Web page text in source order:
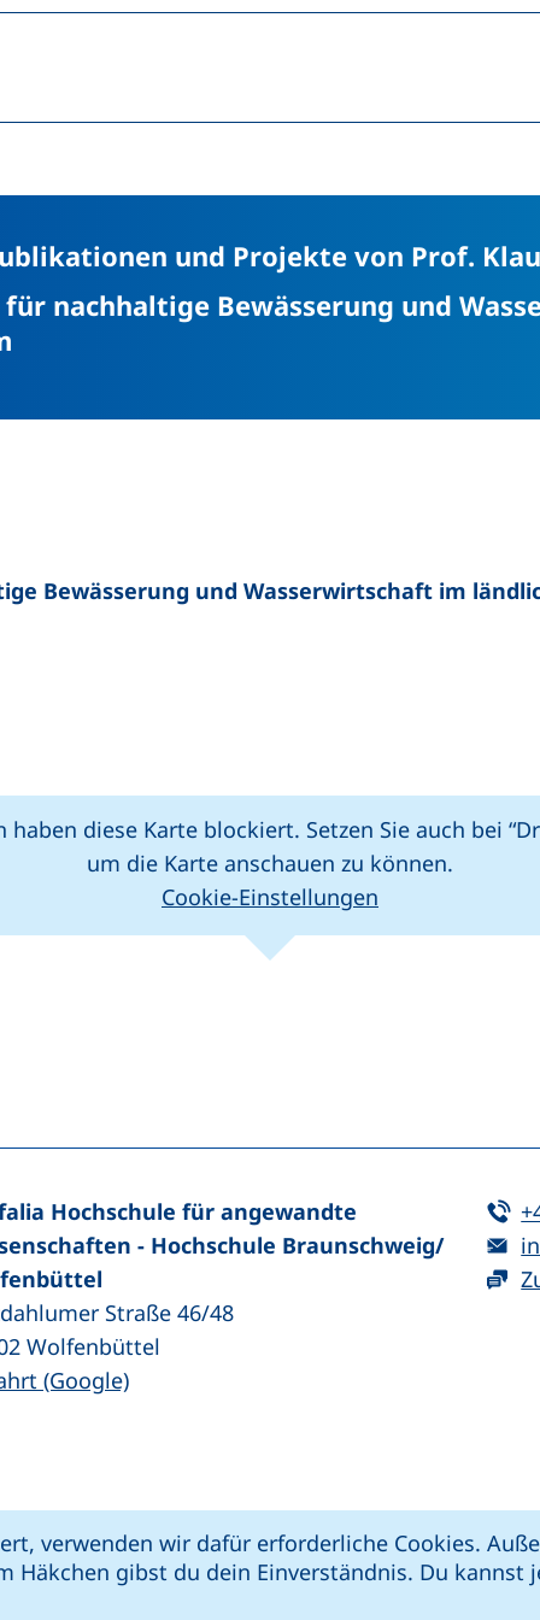
verwenden wir dafür erforderliche Cookies.
Häkchen gibst du dein Einverständnis. Du kannst
und Projekte von Prof.
nachhaltige Bewässerung und
Bewässerung und Wasserwirtschaft im
Link, öffnet neues Fenster)
diese Karte blockiert. Setzen Sie auch bei
um die Karte anschauen zu können.
Cookie-Einstellungen
(externer Link, öffnet neues Fenster)
teilen (externer Link, öffnet neues Fenster)
neues Fenster)
öffnet neues Fenster)
Link, öffnet neues Fenster)
(externer Link, öffnet neues Fenster)
Hochschule für angewandte
- Hochschule Braunschweig/​
Straße 46/48
Wolfenbüttel
(Google)(externer Link, öffnet neues Fenster)
melden